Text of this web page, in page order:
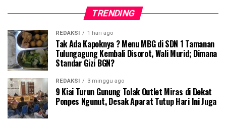
TRENDING
REDAKSI 1 hari ago
Tak Ada Kapoknya ? Menu MBG di SDN 1 Tamanan
Tulungagung Kembali Disorot, Wali Murid; Dimana
Standar Gizi BGN?
REDAKSI 3 minggu ago
9 Kiai Turun Gunung Tolak Outlet Miras di Dekat
Ponpes Ngunut, Desak Aparat Tutup Hari Ini Juga